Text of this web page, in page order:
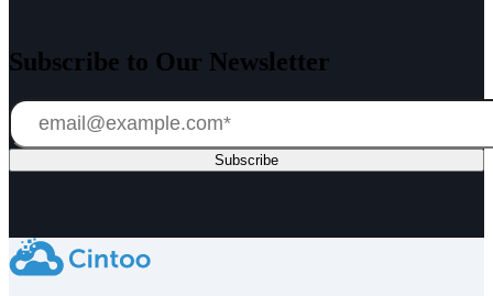
Subscribe to Our Newsletter